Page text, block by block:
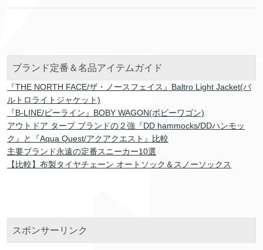
ブランド定番＆名品アイテムガイド
『THE NORTH FACE/ザ・ノースフェイス』Baltro Light Jacket(バ
ルトロライトジャケット)
『B-LINE/ビーライン』BOBY WAGON(ボビーワゴン)
アウトドア タープ ブランドの２強『DD hammocks/DDハンモッ
ク』と『Aqua Quest/アクアクエスト』比較
主要ブランド永遠の定番スニーカー10選
【比較】布製タイヤチェーン オートソック＆スノーソックス
スポンサーリンク